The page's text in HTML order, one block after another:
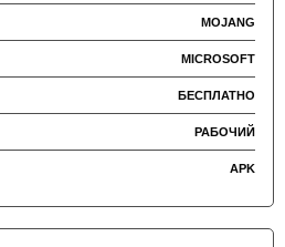
MOJANG
MICROSOFT
БЕСПЛАТНО
РАБОЧИЙ
APK